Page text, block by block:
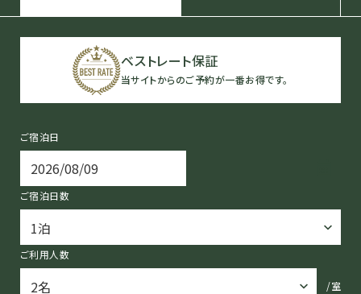
ベストレート保証
当サイトからのご予約が一番お得です。
ご宿泊日
ご宿泊日数
ご利用人数
/室